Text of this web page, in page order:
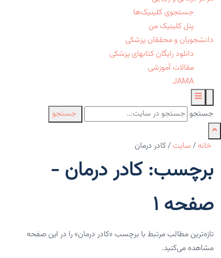
جستجوی کلینیک‌ها
پنل کلینیک من
دانشجویان و محققان پزشکی
دانلود رایگان کتابهای پزشکی
مقالات آموزشی
JAMA
جستجو جستجو
خانه / سایت /کادر درمان
برچسب: کادر درمان -
صفحه 1
تازه‌ترین مطالب مرتبط با برچسب «کادر درمان» را در این صفحه
مشاهده می‌کنید.